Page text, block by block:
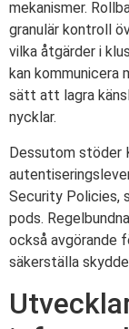
mekanismer.
granulär kontroll
vilka åtgärder i
kan
sätt att lagra
nycklar.
Dessutom stöder
Security Policies,
pods.
också avgörande
säkerställa